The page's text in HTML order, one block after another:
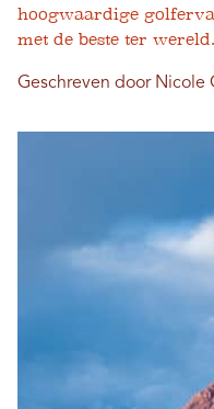
hoogwaardige
met de beste ter wereld.
Geschreven door Nicole